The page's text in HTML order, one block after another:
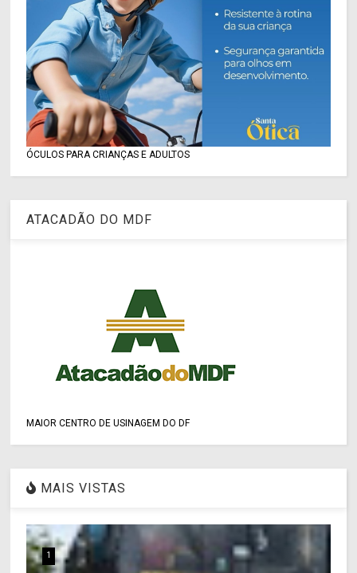
ÓCULOS PARA CRIANÇAS E ADULTOS
ATACADÃO DO MDF
MAIOR CENTRO DE USINAGEM DO DF
MAIS VISTAS
1